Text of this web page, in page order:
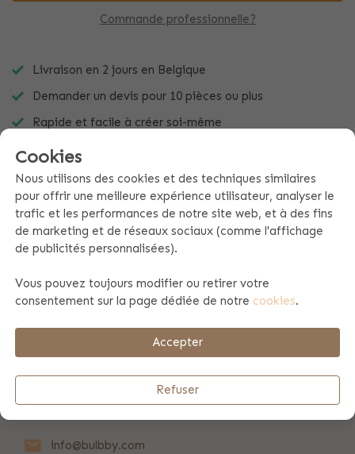
Commande professionnelle?
Livraison en 2 jours en Belgique
Demander un devis pour 10 pièces ou plus
Rapide et facile à créer soi-même
Spécificités du produit
Information du produit
info@bulbby.com
Cookies
Nous utilisons des cookies et des techniques similaires
pour offrir une meilleure expérience utilisateur, analyser le
trafic et les performances de notre site web, et à des fins
de marketing et de réseaux sociaux (comme l'affichage
de publicités personnalisées).
Vous pouvez toujours modifier ou retirer votre
consentement sur la page dédiée de notre cookies.
Accepter
Refuser